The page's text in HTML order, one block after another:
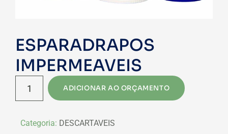
ESPARADRAPOS
IMPERMEAVEIS
ESPARADRAPOS
IMPERMEAVEIS
ADICIONAR AO ORÇAMENTO
Categoria: DESCARTAVEIS